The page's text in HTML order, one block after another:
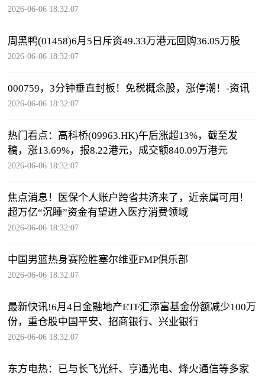
2026-06-06 18:32:07
周黑鸭(01458)6月5日斥资49.33万港元回购36.05万股
2026-06-06 18:32:07
000759，3分钟垂直封板！免税概念股，涨停潮！-资讯
2026-06-06 18:32:07
热门看点：高科桥(09963.HK)午后涨超13%，截至发
稿，涨13.69%，报8.22港元，成交额840.09万港元
2026-06-06 18:32:07
焦点消息！医保个人账户跨省共济来了，近亲属可用！
超万亿“沉睡”资金有望进入医疗消费领域
2026-06-06 18:32:07
中国男篮热身赛险胜塞尔维亚FMP俱乐部
2026-06-06 18:32:07
最新快讯!6月4日金融地产ETF汇添富基金份额减少100万
份，重仓股中国平安、招商银行、兴业银行
2026-06-06 18:32:07
东方电热：已与长飞光纤、亨通光电、烽火通信等多家